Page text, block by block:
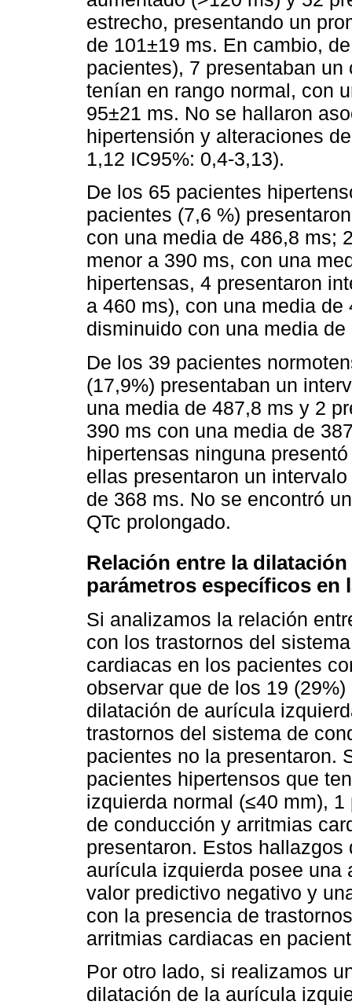
estrecho, presentando un
de 101±19 ms. En cambio,
pacientes), 7 presentaban
tenían en rango normal, con
95±21 ms. No se hallaron
hipertensión y alteraciones
1,12 IC95%: 0,4-3,13).
De los 65 pacientes
pacientes (7,6 %)
con una media de 486,8 ms;
menor a 390 ms, con una
hipertensas, 4 presentaron
a 460 ms), con una media
disminuido con una media de
De los 39 pacientes
(17,9%) presentaban un
una media de 487,8 ms y 2
390 ms con una media de
hipertensas ninguna
ellas presentaron un
de 368 ms. No se encontró
QTc prolongado.
Relación entre la
parámetros específicos en
Si analizamos la relación
con los trastornos del
cardiacas en los pacientes
observar que de los 19
dilatación de aurícula
trastornos del sistema de
pacientes no la presentaron.
pacientes hipertensos que
izquierda normal (≤40 mm),
de conducción y arritmias
presentaron. Estos
aurícula izquierda posee
valor predictivo negativo y
con la presencia de
arritmias cardiacas en
Por otro lado, si realizamos
dilatación de la aurícula